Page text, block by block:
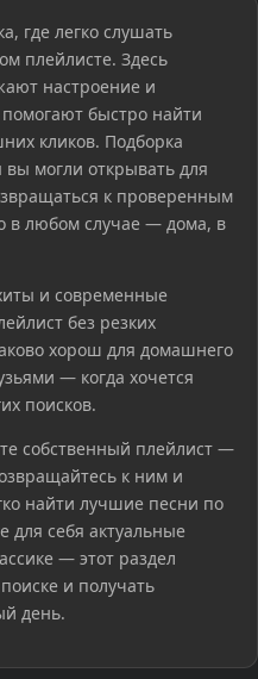
где легко слушать
плейлисте. Здесь
настроение и
быстро найти
кликов. Подборка
вы могли открывать для
к проверенным
в любом случае — дома, в
и современные
без резких
хорош для домашнего
— когда хочется
поисков.
собственный плейлист —
к ним и
найти лучшие песни по
для себя актуальные
— этот раздел
и получать
день.